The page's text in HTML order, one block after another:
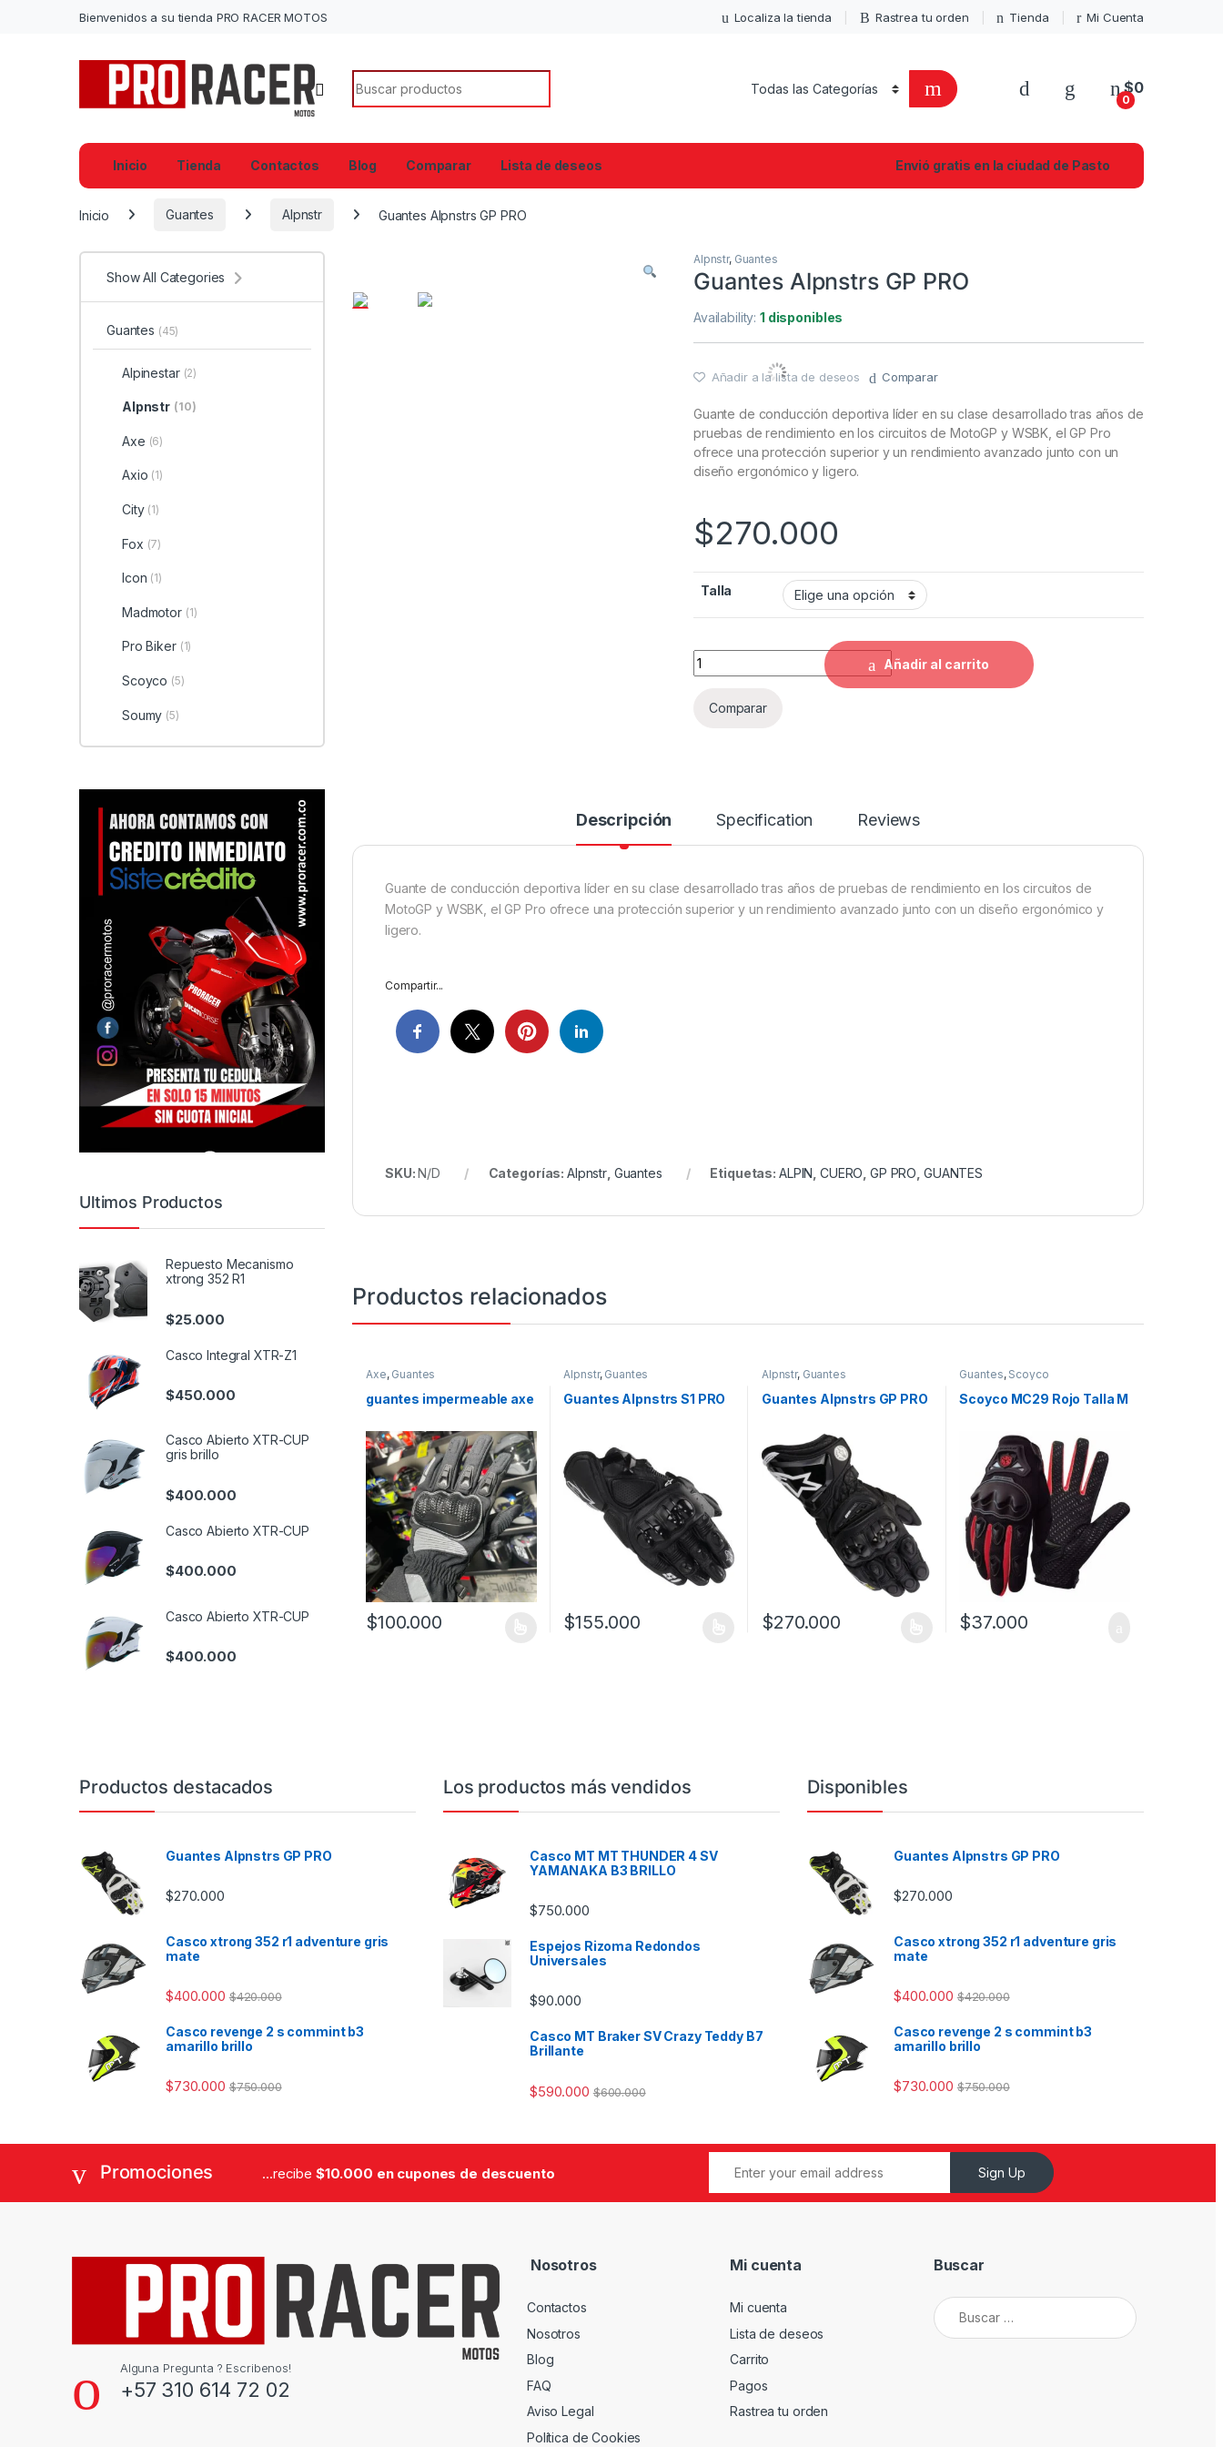
Bienvenidos a su tienda PRO RACER MOTOS Localiza la tienda Rastrea tu orden Tienda Mi Cuenta
Search for:
0
$0
Inicio Tienda Contactos Blog Comparar Lista de deseos Envió gratis en la ciudad de Pasto
Inicio Guantes Alpnstr Guantes Alpnstrs GP PRO
Alpnstr, Guantes
Guantes Alpnstrs GP PRO
Availability:1 disponibles
Añadir a la lista de deseos Comparar
Guante de conducción deportiva líder en su clase desarrollado tras años de
pruebas de rendimiento en los circuitos de MotoGP y WSBK, el GP Pro
ofrece una protección superior y un rendimiento avanzado junto con un
diseño ergonómico y ligero.
$270.000
Talla
Guantes Alpnstrs GP PRO quantity
Añadir al carrito
Comparar
Descripción Specification Reviews
Guante de conducción deportiva líder en su clase desarrollado tras años de pruebas de rendimiento en los circuitos de
MotoGP y WSBK, el GP Pro ofrece una protección superior y un rendimiento avanzado junto con un diseño ergonómico y
ligero.
Compartir...
SKU:N/D Categorías: Alpnstr, Guantes Etiquetas: ALPIN CUERO ,GP PRO GUANTES
Productos relacionados
Axe, Guantes
guantes impermeable axe
$100.000
Alpnstr, Guantes
Guantes Alpnstrs S1 PRO
$155.000
Alpnstr, Guantes
Guantes Alpnstrs GP PRO
$270.000
Guantes, Scoyco
Scoyco MC29 Rojo Talla M
$37.000
Show All Categories
Guantes (45)
Alpinestar (2)
Alpnstr (10)
Axe (6)
Axio (1)
City (1)
Fox (7)
Icon (1)
Madmotor (1)
Pro Biker (1)
Scoyco (5)
Soumy (5)
Ultimos Productos
Repuesto Mecanismo
xtrong 352 R1
$25.000
Casco Integral XTR-Z1
$450.000
Casco Abierto XTR-CUP
gris brillo
$400.000
Casco Abierto XTR-CUP
$400.000
Casco Abierto XTR-CUP
$400.000
Productos destacados
Guantes Alpnstrs GP PRO
$270.000
Casco xtrong 352 r1 adventure gris
mate
$400.000 $420.000
Casco revenge 2 s commint b3
amarillo brillo
$730.000 $750.000
Los productos más vendidos
Casco MT MT THUNDER 4 SV
YAMANAKA B3 BRILLO
$750.000
Espejos Rizoma Redondos
Universales
$90.000
Casco MT Braker SV Crazy Teddy B7
Brillante
$590.000 $600.000
Disponibles
Guantes Alpnstrs GP PRO
$270.000
Casco xtrong 352 r1 adventure gris
mate
$400.000 $420.000
Casco revenge 2 s commint b3
amarillo brillo
$730.000 $750.000
Promociones ...recibe $10.000 en cupones de descuento Sign Up
Alguna Pregunta ? Escribenos!
+57 310 614 72 02
Nosotros
Contactos
Nosotros
Blog
FAQ
Aviso Legal
Política de Cookies
Mi cuenta
Mi cuenta
Lista de deseos
Carrito
Pagos
Rastrea tu orden
Buscar
Buscar: